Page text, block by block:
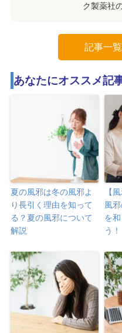
ク製薬社
記事一
あなたにオススメ記
夏の風邪は冬の風邪よ
り長引く理由を知って
る？夏の風邪について
解説
【
風
を
う！